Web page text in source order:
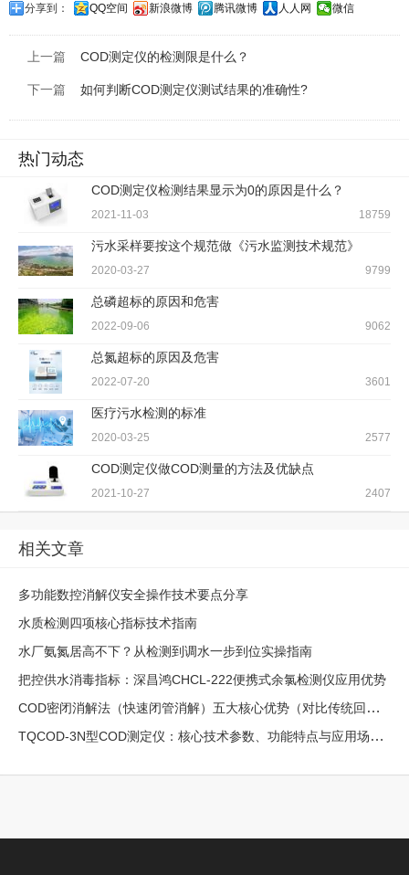
分享到： QQ空间 新浪微博 腾讯微博 人人网 微信
上一篇 COD测定仪的检测限是什么？
下一篇 如何判断COD测定仪测试结果的准确性?
热门动态
COD测定仪检测结果显示为0的原因是什么？
2021-11-03 18759
污水采样要按这个规范做《污水监测技术规范》
2020-03-27 9799
总磷超标的原因和危害
2022-09-06 9062
总氮超标的原因及危害
2022-07-20 3601
医疗污水检测的标准
2020-03-25 2577
COD测定仪做COD测量的方法及优缺点
2021-10-27 2407
相关文章
多功能数控消解仪安全操作技术要点分享
水质检测四项核心指标技术指南
水厂氨氮居高不下？从检测到调水一步到位实操指南
把控供水消毒指标：深昌鸿CHCL-222便携式余氯检测仪应用优势
COD密闭消解法（快速闭管消解）五大核心优势（对比传统回流法）
TQCOD-3N型COD测定仪：核心技术参数、功能特点与应用场景解析